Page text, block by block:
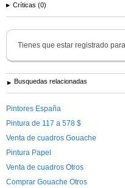
Críticas (0)
Tienes que estar registrado
Busquedas relacionadas
Pintores España
Pintura de 117 a 578 $
Venta de cuadros Gouache
Pintura Papel
Venta de cuadros Otros
Comprar Gouache Otros